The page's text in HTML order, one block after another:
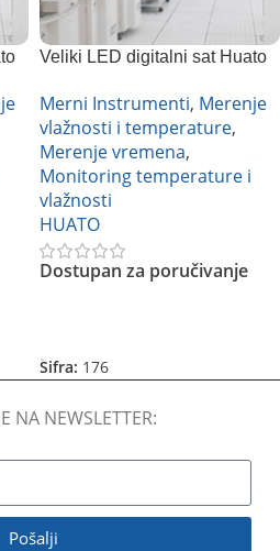
Veliki LED digitalni sat Huato
Merni Instrumenti, Merenje
vlažnosti i temperature,
Merenje vremena,
Monitoring temperature i
vlažnosti
HUATO
Dostupan za poručivanje
Šifra: 176
NA NEWSLETTER:
Pošalji